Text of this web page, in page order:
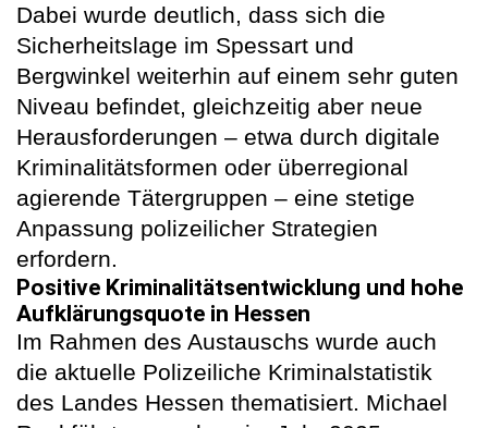
Dabei wurde deutlich, dass sich die
Sicherheitslage im Spessart und
Bergwinkel weiterhin auf einem sehr guten
Niveau befindet, gleichzeitig aber neue
Herausforderungen – etwa durch digitale
Kriminalitätsformen oder überregional
agierende Tätergruppen – eine stetige
Anpassung polizeilicher Strategien
erfordern.
Positive Kriminalitätsentwicklung und hohe
Aufklärungsquote in Hessen
Im Rahmen des Austauschs wurde auch
die aktuelle Polizeiliche Kriminalstatistik
des Landes Hessen thematisiert. Michael